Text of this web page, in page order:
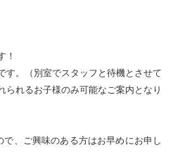
！
す。（別室でスタッフと待機とさせて
られるお子様のみ可能なご案内となり
、ご興味のある方はお早めにお申し